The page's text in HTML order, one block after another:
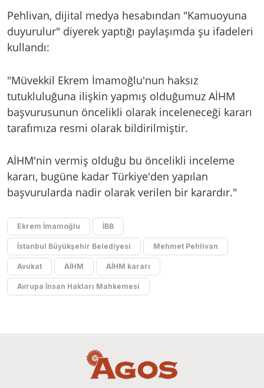
Pehlivan, dijital medya hesabından "Kamuoyuna
duyurulur" diyerek yaptığı paylaşımda şu ifadeleri
kullandı:
"Müvekkil Ekrem İmamoğlu'nun haksız
tutukluluğuna ilişkin yapmış olduğumuz AİHM
başvurusunun öncelikli olarak inceleneceği kararı
tarafımıza resmi olarak bildirilmiştir.
AİHM'nin vermiş olduğu bu öncelikli inceleme
kararı, bugüne kadar Türkiye'den yapılan
başvurularda nadir olarak verilen bir karardır."
Ekrem İmamoğlu İBB
İstanbul Büyükşehir Belediyesi Mehmet Pehlivan
Avukat AİHM AİHM kararı
Avrupa İnsan Hakları Mahkemesi